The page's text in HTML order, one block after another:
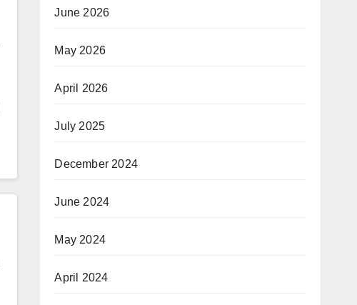
June 2026
May 2026
April 2026
July 2025
December 2024
June 2024
May 2024
April 2024